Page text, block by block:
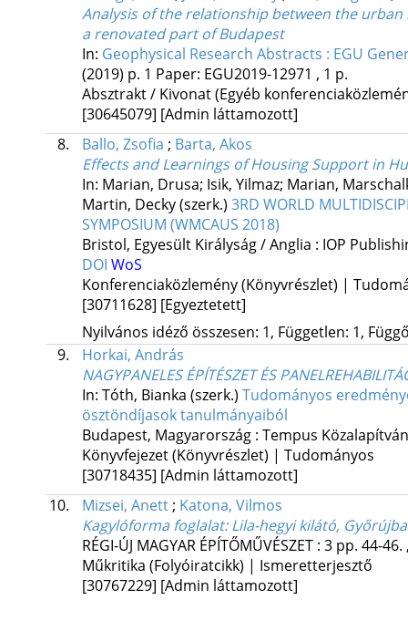
Analysis of the relationship between the
a renovated part of Budapest
In: Geophysical Research Abstracts : EGU
(2019) p. 1 Paper: EGU2019-12971 , 1 p.
Absztrakt / Kivonat (Egyéb
[30645079] [Admin láttamozott]
8.
Ballo, Zsofia ; Barta, Akos
Effects and Learnings of Housing Support in
In: Marian, Drusa; Isik, Yilmaz; Marian,
Martin, Decky (szerk.) 3RD WORLD
SYMPOSIUM (WMCAUS 2018)
Bristol, Egyesült Királyság / Anglia : IOP
DOI WoS
Konferenciaközlemény (Könyvrészlet) |
[30711628] [Egyeztetett]
Nyilvános idéző összesen: 1, Független: 1,
9.
Horkai, András
NAGYPANELES ÉPÍTÉSZET ÉS
In: Tóth, Bianka (szerk.) Tudományos
ösztöndíjasok tanulmányaiból
Budapest, Magyarország : Tempus
Könyvfejezet (Könyvrészlet) | Tudományos
[30718435] [Admin láttamozott]
10.
Mizsei, Anett; Katona, Vilmos
Kagylóforma foglalat: Lila-hegyi kilátó,
RÉGI-ÚJ MAGYAR ÉPÍTŐMŰVÉSZET : 3 pp. 44-
Műkritika (Folyóiratcikk) | Ismeretterjesztő
[30767229] [Admin láttamozott]